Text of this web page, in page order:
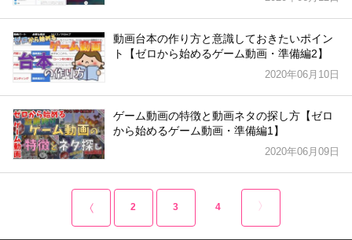
動画台本の作り方と意識しておきたいポイン
ト【ゼロから始めるゲーム動画・準備編2】
2020年06月10日
ゲーム動画の特徴と動画ネタの探し方【ゼロ
から始めるゲーム動画・準備編1】
2020年06月09日
2 3 4